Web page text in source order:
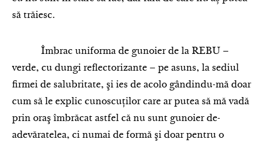
să trăiesc.
Îmbrac uniforma de gunoier de la REBU –
verde, cu dungi reflectorizante – pe asuns, la sediul
firmei de salubritate, şi ies de acolo gândindu-mă doar
cum să le explic cunoscuţilor care ar putea să mă vadă
prin oraş îmbrăcat astfel că nu sunt gunoier de-
adevăratelea, ci numai de formă şi doar pentru o